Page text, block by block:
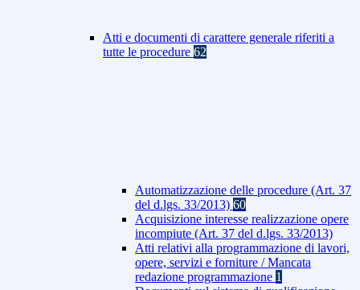
Atti e documenti di carattere generale riferiti a
tutte le procedure 62
Automatizzazione delle procedure (Art. 37
del d.lgs. 33/2013) 60
Acquisizione interesse realizzazione opere
incompiute (Art. 37 del d.lgs. 33/2013)
Atti relativi alla programmazione di lavori,
opere, servizi e forniture / Mancata
redazione programmazione 1